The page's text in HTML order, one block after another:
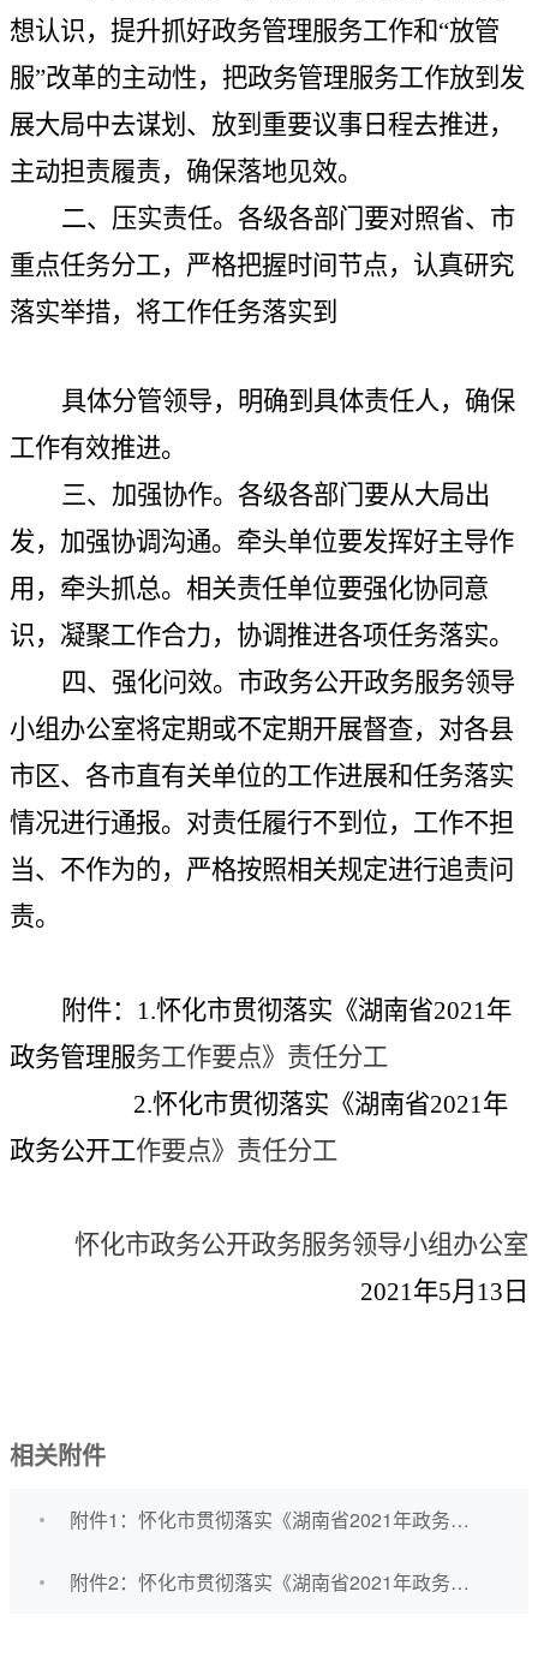
想认识，提升抓好政务管理服务工作和“放管
服”改革的主动性，把政务管理服务工作放到发
展大局中去谋划、放到重要议事日程去推进，
主动担责履责，确保落地见效。
二、压实责任。 各级各部门要对照省、市
重点任务分工，严格把握时间节点，认真研究
落实举措，将工作任务落实到
具体分管领导，明确到具体责任人，确保
工作有效推进。
三、加强协作。 各级各部门要从大局出
发，加强协调沟通。牵头单位要发挥好主导作
用，牵头抓总。相关责任单位要强化协同意
识，凝聚工作合力，协调推进各项任务落实。
四、强化问效。 市政务公开政务服务领导
小组办公室将定期或不定期开展督查，对各县
市区、各市直有关单位的工作进展和任务落实
情况进行通报。对责任履行不到位，工作不担
当、不作为的，严格按照相关规定进行追责问
责。
附件： 1.怀化市贯彻落实《湖南省2021 年
政务管理服务工作要点》责任分工
2.怀化市贯彻落实《湖南省2021 年
政务公开工作要点》责任分工
怀化市政务公开政务服务领导小组办公室
2021 年5月 13 日
相关附件
附件1：怀化市贯彻落实《湖南省2021年政务管理服务工作要点》责任分工.xlsx
附件2：怀化市贯彻落实《湖南省2021年政务公开工作要点》责任分工.xlsx